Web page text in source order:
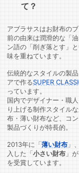
て？
アブラサスはお財布の
前の由来は潤滑的な「
ン語の「削ぎ落とす」
味を重ねています。
伝統的なスタイルの製
アで作るSUPER
っています。
国内でデザイナー・職
り上げる制作スタイル
布・薄い財布など、コ
製品づくりが特長的。
2013年に「薄い財布 」
入した「小さい財布 」
を受賞しています。